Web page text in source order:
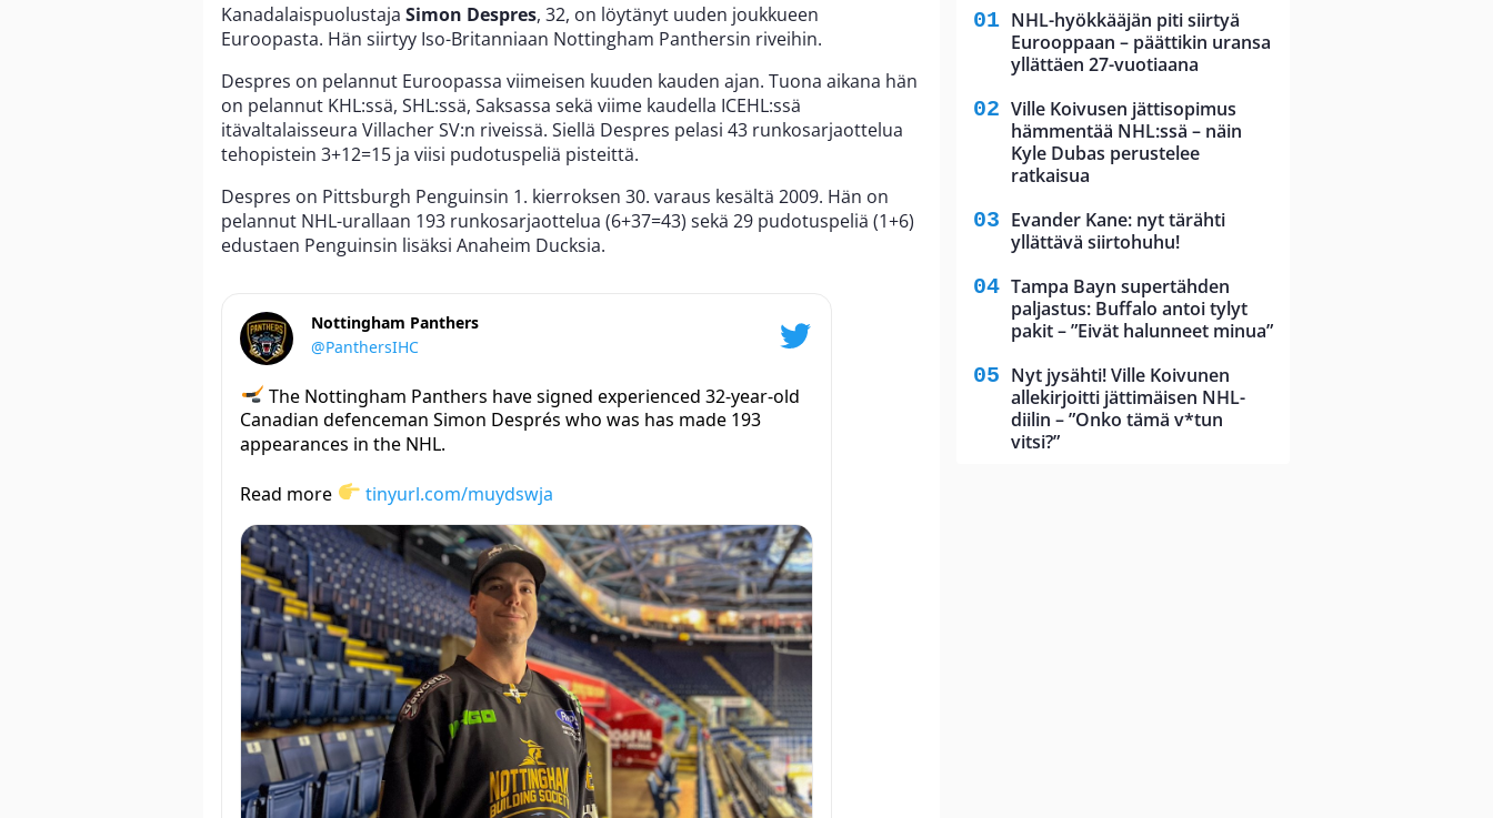
Kanadalaispuolustaja Simon Despres, 32, on löytänyt uuden joukkueen
Euroopasta. Hän siirtyy Iso-Britanniaan Nottingham Panthersin riveihin.
Despres on pelannut Euroopassa viimeisen kuuden kauden ajan. Tuona aikana hän
on pelannut KHL:ssä, SHL:ssä, Saksassa sekä viime kaudella ICEHL:ssä
itävaltalaisseura Villacher SV:n riveissä. Siellä Despres pelasi 43 runkosarjaottelua
tehopistein 3+12=15 ja viisi pudotuspeliä pisteittä.
Despres on Pittsburgh Penguinsin 1. kierroksen 30. varaus kesältä 2009. Hän on
pelannut NHL-urallaan 193 runkosarjaottelua (6+37=43) sekä 29 pudotuspeliä (1+6)
edustaen Penguinsin lisäksi Anaheim Ducksia.
Nottingham Panthers
@PanthersIHC
The Nottingham Panthers have signed experienced 32-year-old
Canadian defenceman Simon Després who was has made 193
appearances in the NHL.
Read more tinyurl.com/muydswja
NHL-hyökkääjän piti siirtyä
Eurooppaan – päättikin uransa
yllättäen 27-vuotiaana
Ville Koivusen jättisopimus
hämmentää NHL:ssä – näin
Kyle Dubas perustelee
ratkaisua
Evander Kane: nyt tärähti
yllättävä siirtohuhu!
Tampa Bayn supertähden
paljastus: Buffalo antoi tylyt
pakit – ”Eivät halunneet minua”
Nyt jysähti! Ville Koivunen
allekirjoitti jättimäisen NHL-
diilin – ”Onko tämä v*tun
vitsi?”